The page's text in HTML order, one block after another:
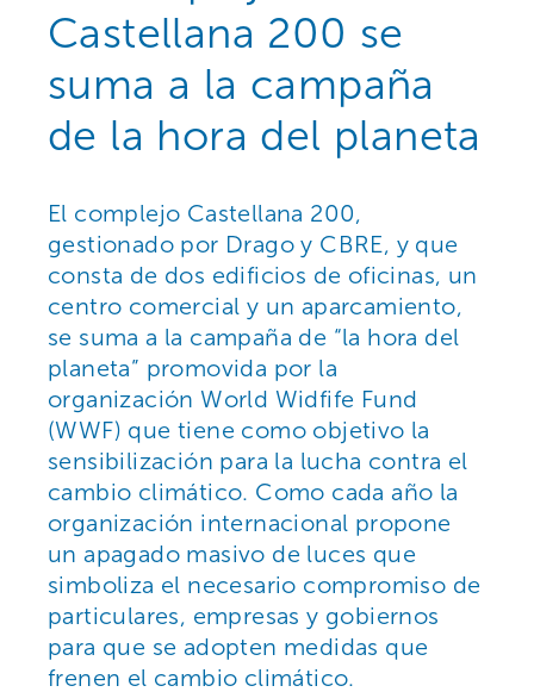
Castellana 200 se
suma a la campaña
de la hora del planeta
El complejo Castellana 200,
gestionado por Drago y CBRE, y que
consta de dos edificios de oficinas, un
centro comercial y un aparcamiento,
se suma a la campaña de “la hora del
planeta” promovida por la
organización World Widfife Fund
(WWF) que tiene como objetivo la
sensibilización para la lucha contra el
cambio climático. Como cada año la
organización internacional propone
un apagado masivo de luces que
simboliza el necesario compromiso de
particulares, empresas y gobiernos
para que se adopten medidas que
frenen el cambio climático.